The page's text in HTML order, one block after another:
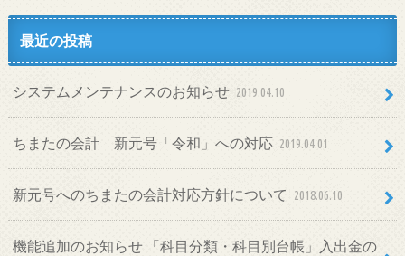
最近の投稿
システムメンテナンスのお知らせ 2019.04.10
ちまたの会計 新元号「令和」への対応 2019.04.01
新元号へのちまたの会計対応方針について 2018.06.10
機能追加のお知らせ 「科目分類・科目別台帳」入出金の